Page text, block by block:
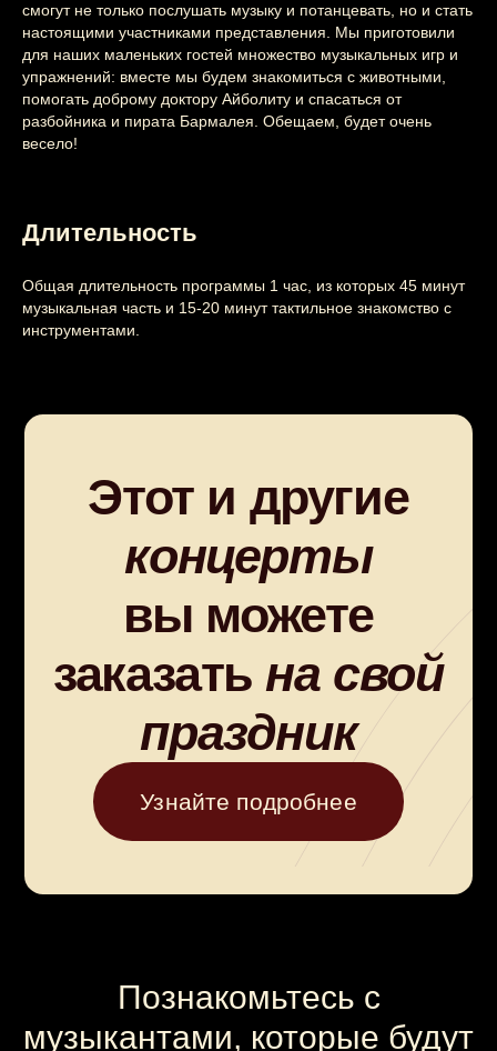
смогут не только послушать музыку и потанцевать, но и стать
настоящими участниками представления. Мы приготовили
для наших маленьких гостей множество музыкальных игр и
упражнений: вместе мы будем знакомиться с животными,
помогать доброму доктору Айболиту и спасаться от
разбойника и пирата Бармалея. Обещаем, будет очень
весело!
Длительность
Общая длительность программы 1 час, из которых 45 минут
музыкальная часть и 15-20 минут тактильное знакомство с
инструментами.
Узнайте подробнее
Познакомьтесь с
музыкантами, которые будут
Купитебилет
на концерт